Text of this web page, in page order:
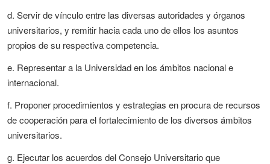
d. Servir de vínculo entre las diversas autoridades y órganos
universitarios, y remitir hacia cada uno de ellos los asuntos
propios de su respectiva competencia.
e. Representar a la Universidad en los ámbitos nacional e
internacional.
f. Proponer procedimientos y estrategias en procura de recursos
de cooperación para el fortalecimiento de los diversos ámbitos
universitarios.
g. Ejecutar los acuerdos del Consejo Universitario que